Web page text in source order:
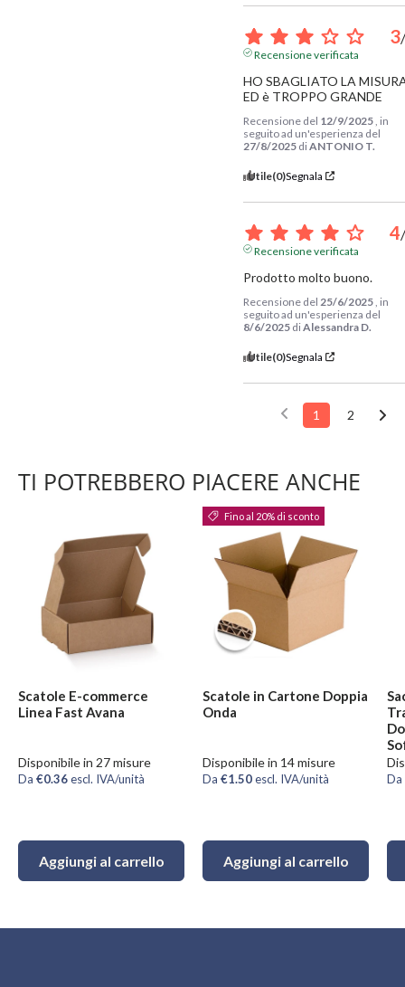
3/
Recensione verificata
HO SBAGLIATO LA
ED è TROPPO GRANDE
Recensione del 12/9/2025 , in
seguito ad un'esperienza del
27/8/2025 diANTONIO T.
Utile(0)Segnala
4/
Recensione verificata
Prodotto molto buono.
Recensione del 25/6/2025 , in
seguito ad un'esperienza del
8/6/2025 diAlessandra D.
Utile(0)Segnala
1 2
TI POTREBBERO PIACERE ANCHE
Scatole E-commerce
Linea Fast Avana
Disponibile in 27 misure
Da €0.36escl. IVA/unità
Aggiungi al carrello
Fino al 20% di sconto
Scatole in Cartone Doppia
Onda
Disponibile in 14 misure
Da €1.50escl. IVA/unità
Aggiungi al carrello
Da